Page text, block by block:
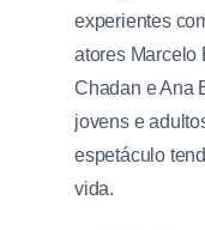
experientes
atores Marcelo
Chadan e Ana
jovens e
espetáculo
vida.